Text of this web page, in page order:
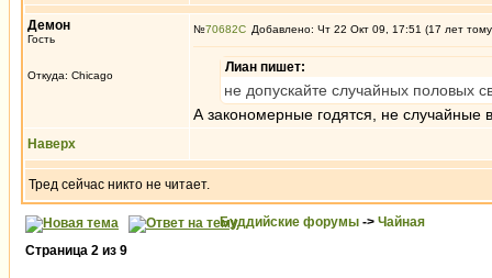
Демон
Гость
Откуда: Chicago
№70682 Добавлено: Чт 22 Окт 09, 17:51 (17 лет
Лиан пишет:
не допускайте случайных половых
А закономерные годятся, не случайные
Наверх
Тред сейчас никто не читает.
Буддийские форумы -> Чайная
Страница 2 из 9